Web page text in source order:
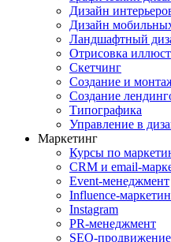
Дизайн
Дизайн
Ландшафтный
Отрисовка
Скетчинг
Создание и
Создание
Типографика
Управление в
Маркетинг
Курсы по
CRM и email-
Event-менеджмент
Influence-
Instagram
PR-менеджмент
SEO-продвижение